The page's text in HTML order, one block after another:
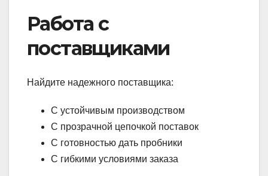
Работа с
поставщиками
Найдите надежного поставщика:
С устойчивым производством
С прозрачной цепочкой поставок
С готовностью дать пробники
С гибкими условиями заказа